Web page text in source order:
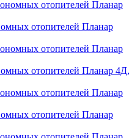
отопителей Планар
отопителей Планар 4Д,
отопителей Планар